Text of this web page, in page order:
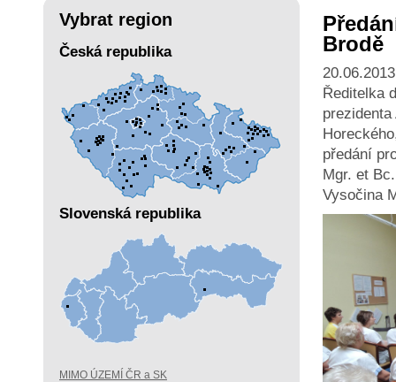
Vybrat region
Česká republika
Slovenská republika
MIMO ÚZEMÍ ČR a SK
Brodě
20.06.2013
Ředitelka
předání
Mgr. et
Vysočina